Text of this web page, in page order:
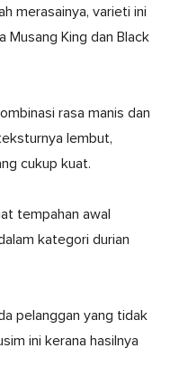
merasainya, varieti ini
Musang King dan Black
rasa manis dan
lembut,
cukup kuat.
tempahan awal
kategori durian
pelanggan yang tidak
ini kerana hasilnya